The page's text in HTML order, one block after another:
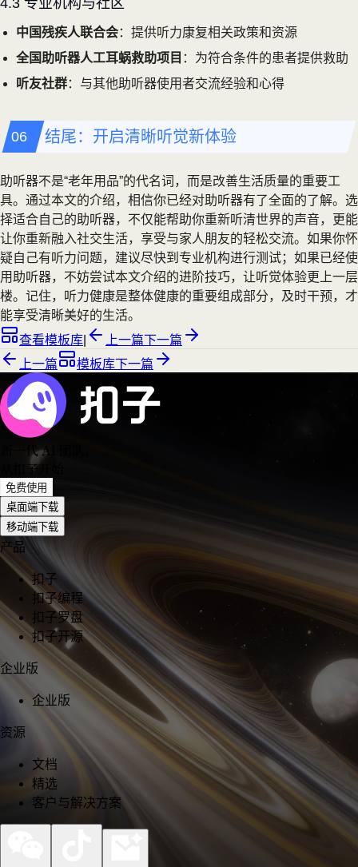
中国残疾人联合会：提供听力康复相关政策和资源
全国助听器人工耳蜗救助项目 ：为符合条件的患者提供救助
听友社群：与其他助听器使用者交流经验和心得
结尾：开启清晰听觉新体验
助听器不是“老年用品”的代名词，而是改善生活质量的重要工
具。通过本文的介绍，相信你已经对助听器有了全面的了解。选
择适合自己的助听器，不仅能帮助你重新听清世界的声音，更能
让你重新融入社交生活，享受与家人朋友的轻松交流。如果你怀
疑自己有听力问题，建议尽快到专业机构进行测试；如果已经使
用助听器，不妨尝试本文介绍的进阶技巧，让听觉体验更上一层
楼。记住，听力健康是整体健康的重要组成部分，及时干预，才
能享受清晰美好的生活。
查看模板库
上一篇下一篇
上一篇
模板库下一篇
新一代 AI 团队
从扣子开始
免费使用
桌面端下载
移动端下载
产品
扣子
扣子编程
扣子罗盘
扣子开源
企业版
企业版
资源
文档
精选
客户与解决方案